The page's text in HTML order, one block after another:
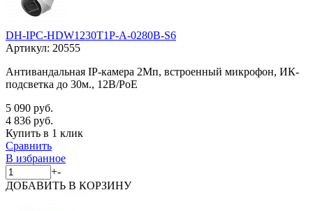
DH-IPC-HDW1230T1P-A-0280B-S6
Артикул: 20555
Антивандальная IP-камера 2Мп, встроенный микрофон, ИК-
подсветка до 30м., 12В/PoE
5 090 руб.
4 836 руб.
Купить в 1 клик
Сравнить
В избранное
+-
ДОБАВИТЬ В КОРЗИНУ